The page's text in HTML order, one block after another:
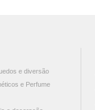
e diversão
e Perfume